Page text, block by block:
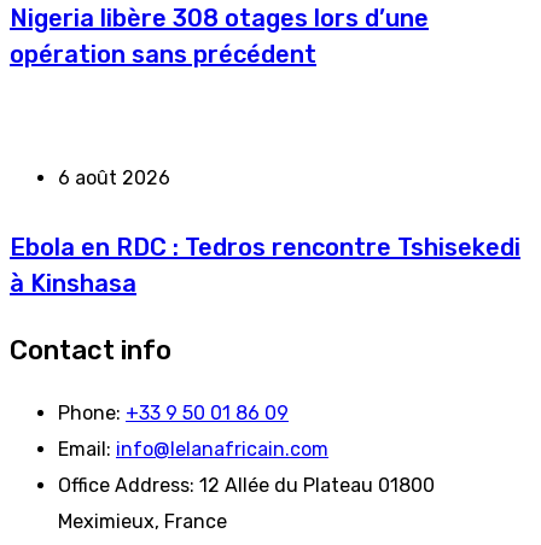
Nigeria libère 308 otages lors d’une
opération sans précédent
6 août 2026
Ebola en RDC : Tedros rencontre Tshisekedi
à Kinshasa
Contact info
Phone: +33 9 50 01 86 09
Email: info@lelanafricain.com
Office Address: 12 Allée du Plateau 01800
Meximieux, France